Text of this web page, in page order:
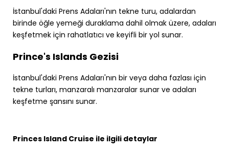
İstanbul'daki Prens Adaları'nın tekne turu, adalardan
birinde öğle yemeği duraklama dahil olmak üzere, adaları
keşfetmek için rahatlatıcı ve keyifli bir yol sunar.
Prince's Islands Gezisi
İstanbul'daki Prens Adaları'nın bir veya daha fazlası için
tekne turları, manzaralı manzaralar sunar ve adaları
keşfetme şansını sunar.
Princes Island Cruise ile ilgili detaylar